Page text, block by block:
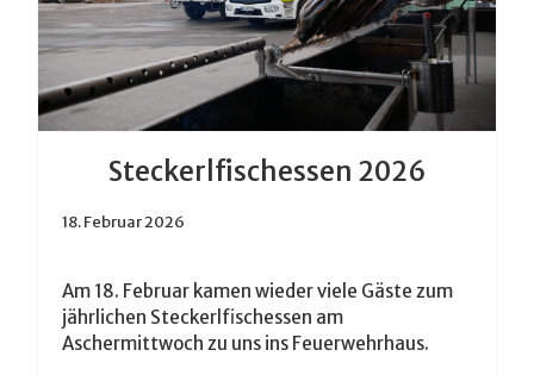
Steckerlfischessen 2026
18. Februar 2026
Am 18. Februar kamen wieder viele Gäste zum
jährlichen Steckerlfischessen am
Aschermittwoch zu uns ins Feuerwehrhaus.